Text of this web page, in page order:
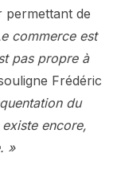
permettant de
commerce est
pas propre à
Frédéric
du
encore,
»